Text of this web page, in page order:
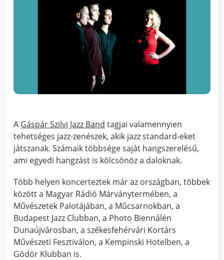
A Gáspár Szilvi Jazz Band tagjai valamennyien
tehetséges jazz-zenészek, akik jazz standard-eket
játszanak. Számaik többsége saját hangszerelésű,
ami egyedi hangzást is kölcsönöz a daloknak.
Több helyen koncerteztek már az országban, többek
között a Magyar Rádió Márványtermében, a
Művészetek Palotájában, a Műcsarnokban, a
Budapest Jazz Clubban, a Photo Biennálén
Dunaújvárosban, a székesfehérvári Kortárs
Művészeti Fesztiválon, a Kempinski Hotelben, a
Gödör Klubban is.